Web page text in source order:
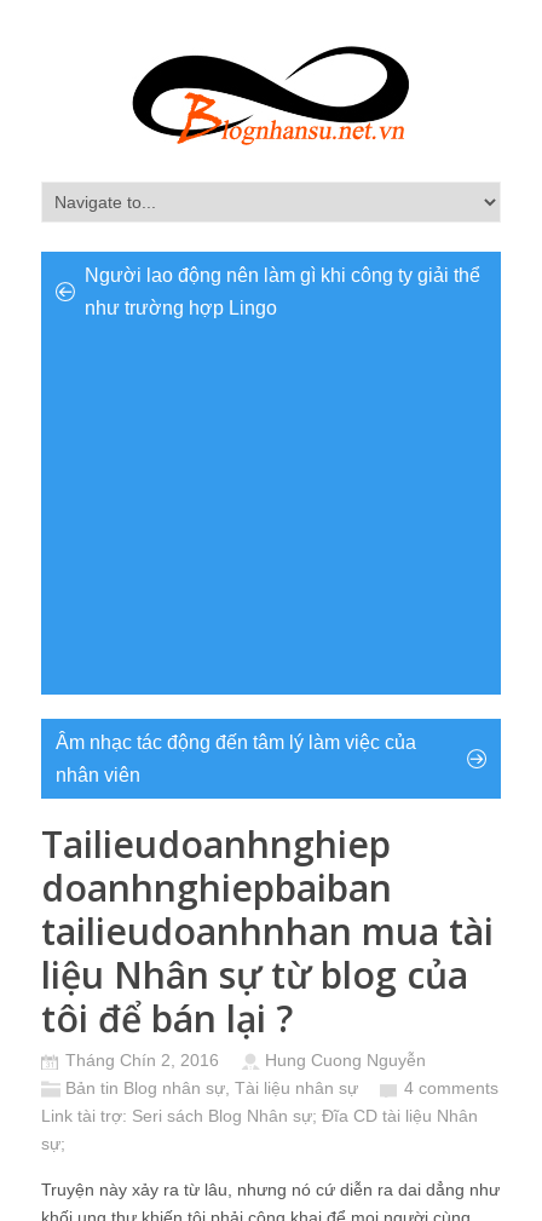
Người lao động nên làm gì khi công ty giải thể
như trường hợp Lingo
Âm nhạc tác động đến tâm lý làm việc của
nhân viên
Tailieudoanhnghiep
doanhnghiepbaiban
tailieudoanhnhan mua tài
liệu Nhân sự từ blog của
tôi để bán lại ?
Tháng Chín 2, 2016
Hung Cuong Nguyễn
Bản tin Blog nhân sự Tài liệu nhân sự
4 comments
Link tài trợ: Seri sách Blog Nhân sự; Đĩa CD tài liệu Nhân
sự;
Truyện này xảy ra từ lâu, nhưng nó cứ diễn ra dai dẳng như